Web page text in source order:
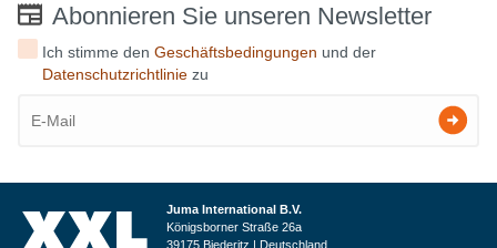
Abonnieren Sie unseren Newsletter
Ich stimme denGeschäftsbedingungen und der
Datenschutzrichtlinie zu
Juma International B.V.
Königsborner Straße 26a
39175 Biederitz | Deutschland